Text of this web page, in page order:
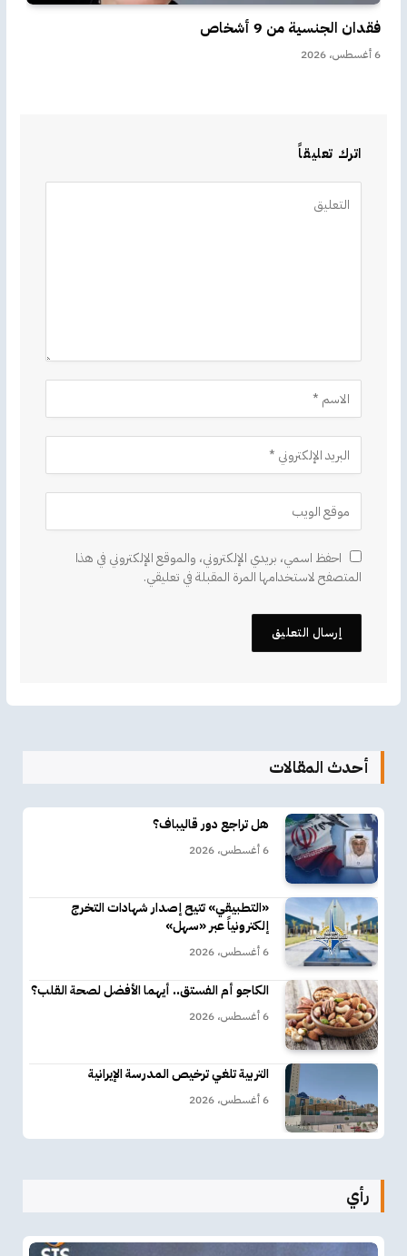
فقدان الجنسية من 9 أشخاص
6 أغسطس، 2026
اترك تعليقاً
احفظ اسمي، بريدي الإلكتروني، والموقع الإلكتروني في هذا
المتصفح لاستخدامها المرة المقبلة في تعليقي.
أحدث المقالات
هل تراجع دور قاليباف؟
6 أغسطس، 2026
«التطبيقي» تتيح إصدار شهادات التخرج
إلكترونياً عبر «سهل»
6 أغسطس، 2026
الكاجو أم الفستق.. أيهما الأفضل لصحة القلب؟
6 أغسطس، 2026
التربية تلغي ترخيص المدرسة الإيرانية
6 أغسطس، 2026
رأي